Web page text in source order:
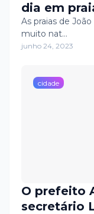
dia em
natalenses Fonte: Portal Grande
Ponto
As praias de
muito nat…
junho 24, 2023
cidade
O prefeito
secretário